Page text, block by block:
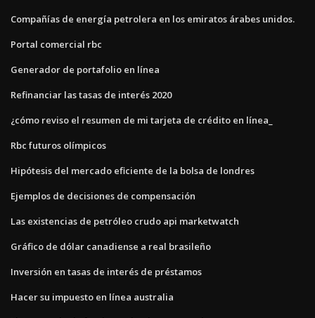
Compañías de energía petrolera en los emiratos árabes unidos.
Portal comercial rbc
Generador de portafolio en línea
Refinanciar las tasas de interés 2020
¿cómo reviso el resumen de mi tarjeta de crédito en línea_
Rbc futuros olímpicos
Hipótesis del mercado eficiente de la bolsa de londres
Ejemplos de decisiones de compensación
Las existencias de petróleo crudo api marketwatch
Gráfico de dólar canadiense a real brasileño
Inversión en tasas de interés de préstamos
Hacer su impuesto en línea australia